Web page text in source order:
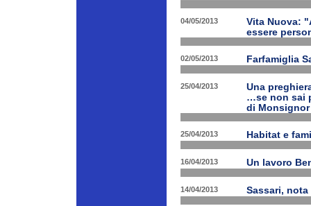
04/05/2013
Vita Nuova:
essere
02/05/2013 Farfamiglia
25/04/2013
Una
…se non sai
di
25/04/2013 Habitat e
16/04/2013 Un lavoro
14/04/2013 Sassari,